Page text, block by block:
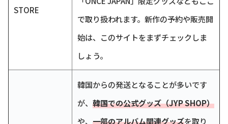
STORE
で取り扱われます。新作の予約や販売開
始は、このサイトをまずチェックしま
しょう。
韓国からの発送となることが多いです
が、 韓国での公式グッズ（JYP SHOP）
や、 一部のアルバム関連グッズを取り